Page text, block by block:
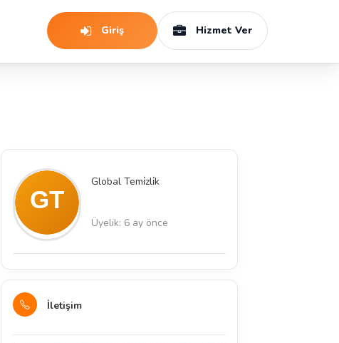
Giriş Hizmet Ver
Global Temi̇zli̇k
Üyelik: 6 ay önce
İletişim